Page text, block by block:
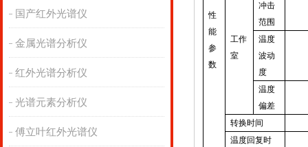
国产红外光谱仪
金属光谱分析仪
红外光谱分析仪
光谱元素分析仪
傅立叶红外光谱仪
性
能
参
数
工作
室
冲击
范围
温度
波动
度
温度
偏差
转换时间
温度回复时